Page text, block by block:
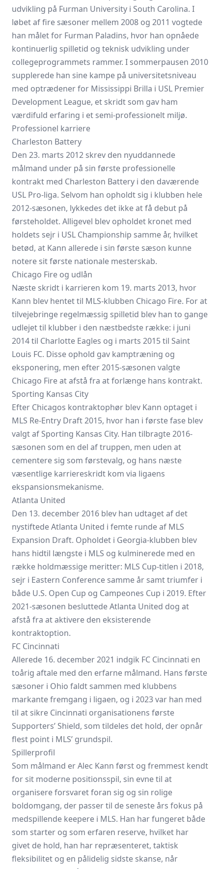
udvikling på Furman University i South Carolina. I
løbet af fire sæsoner mellem 2008 og 2011 vogtede
han målet for Furman Paladins, hvor han opnåede
kontinuerlig spilletid og teknisk udvikling under
collegeprogrammets rammer. I sommerpausen 2010
supplerede han sine kampe på universitetsniveau
med optrædener for Mississippi Brilla i USL Premier
Development League, et skridt som gav ham
værdifuld erfaring i et semi-professionelt miljø.
Professionel karriere
Charleston Battery
Den 23. marts 2012 skrev den nyuddannede
målmand under på sin første professionelle
kontrakt med Charleston Battery i den daværende
USL Pro-liga. Selvom han opholdt sig i klubben hele
2012-sæsonen, lykkedes det ikke at få debut på
førsteholdet. Alligevel blev opholdet kronet med
holdets sejr i USL Championship samme år, hvilket
betød, at Kann allerede i sin første sæson kunne
notere sit første nationale mesterskab.
Chicago Fire og udlån
Næste skridt i karrieren kom 19. marts 2013, hvor
Kann blev hentet til MLS-klubben Chicago Fire. For at
tilvejebringe regelmæssig spilletid blev han to gange
udlejet til klubber i den næstbedste række: i juni
2014 til Charlotte Eagles og i marts 2015 til Saint
Louis FC. Disse ophold gav kamptræning og
eksponering, men efter 2015-sæsonen valgte
Chicago Fire at afstå fra at forlænge hans kontrakt.
Sporting Kansas City
Efter Chicagos kontraktophør blev Kann optaget i
MLS Re-Entry Draft 2015, hvor han i første fase blev
valgt af Sporting Kansas City. Han tilbragte 2016-
sæsonen som en del af truppen, men uden at
cementere sig som førstevalg, og hans næste
væsentlige karriereskridt kom via ligaens
ekspansionsmekanisme.
Atlanta United
Den 13. december 2016 blev han udtaget af det
nystiftede Atlanta United i femte runde af MLS
Expansion Draft. Opholdet i Georgia-klubben blev
hans hidtil længste i MLS og kulminerede med en
række holdmæssige meritter: MLS Cup-titlen i 2018,
sejr i Eastern Conference samme år samt triumfer i
både U.S. Open Cup og Campeones Cup i 2019. Efter
2021-sæsonen besluttede Atlanta United dog at
afstå fra at aktivere den eksisterende
kontraktoption.
FC Cincinnati
Allerede 16. december 2021 indgik FC Cincinnati en
toårig aftale med den erfarne målmand. Hans første
sæsoner i Ohio faldt sammen med klubbens
markante fremgang i ligaen, og i 2023 var han med
til at sikre Cincinnati organisationens første
Supporters’ Shield, som tildeles det hold, der opnår
flest point i MLS’ grundspil.
Spillerprofil
Som målmand er Alec Kann først og fremmest kendt
for sit moderne positionsspil, sin evne til at
organisere forsvaret foran sig og sin rolige
boldomgang, der passer til de seneste års fokus på
medspillende keepere i MLS. Han har fungeret både
som starter og som erfaren reserve, hvilket har
givet de hold, han har repræsenteret, taktisk
fleksibilitet og en pålidelig sidste skanse, når